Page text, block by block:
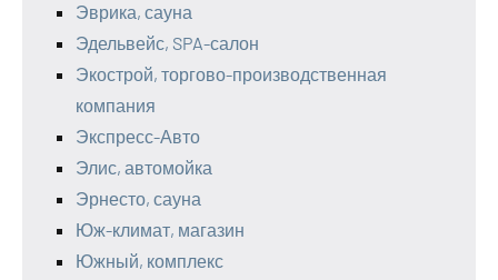
Эврика, сауна
Эдельвейс, SPA-салон
Экострой, торгово-производственная
компания
Экспресс-Авто
Элис, автомойка
Эрнесто, сауна
Юж-климат, магазин
Южный, комплекс